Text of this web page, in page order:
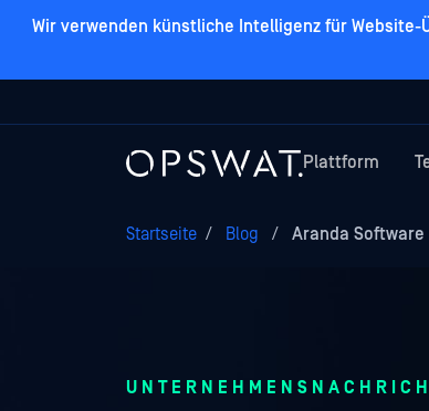
Wir verwenden künstliche Intelligenz für
Plattform
Startseite / Blog / Aranda Software